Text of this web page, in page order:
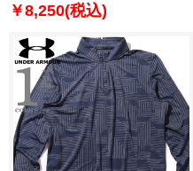
￥8,250(税込)